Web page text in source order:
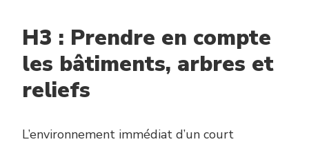
H3 : Prendre en compte
les bâtiments, arbres et
reliefs
L’environnement immédiat d’un court